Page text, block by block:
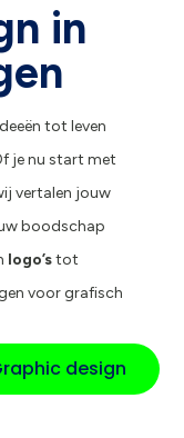
in
tot leven
je nu start met
vertalen jouw
boodschap
logo’stot
voor grafisch
design